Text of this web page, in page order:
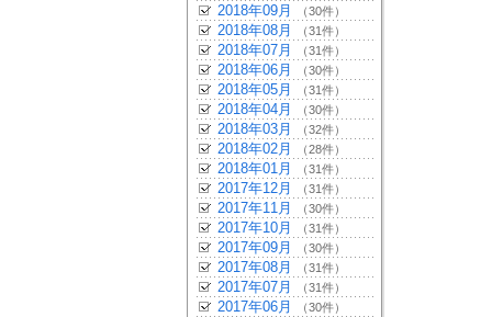
2018年09月 （30件）
2018年08月 （31件）
2018年07月 （31件）
2018年06月 （30件）
2018年05月 （31件）
2018年04月 （30件）
2018年03月 （32件）
2018年02月 （28件）
2018年01月 （31件）
2017年12月 （31件）
2017年11月 （30件）
2017年10月 （31件）
2017年09月 （30件）
2017年08月 （31件）
2017年07月 （31件）
2017年06月 （30件）